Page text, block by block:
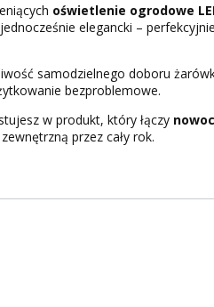
oświetlenie ogrodowe
elegancki –
samodzielnego doboru
bezproblemowe.
w produkt, który łączy
przez cały rok.